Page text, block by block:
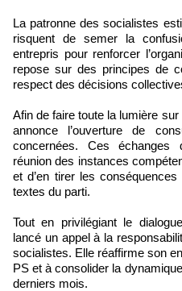
La patronne des socialistes
risquent de semer la
entrepris pour renforcer
repose sur des principes de
respect des décisions
Afin de faire toute la lumière
annonce l’ouverture de
concernées. Ces échanges
réunion des instances
et d’en tirer les
textes du parti.
Tout en privilégiant le
lancé un appel à la
socialistes. Elle réaffirme son
PS et à consolider la
derniers mois.